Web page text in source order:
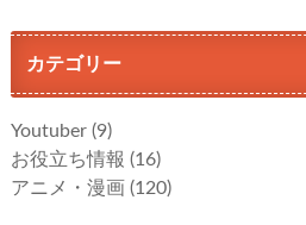
カテゴリー
Youtuber (9)
お役立ち情報 (16)
アニメ・漫画 (120)